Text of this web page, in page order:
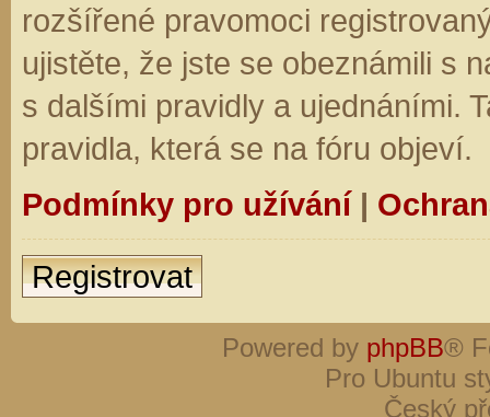
rozšířené pravomoci
ujistěte, že jste se obeznámili s
s dalšími pravidly a ujednáními.
pravidla, která se na fóru objeví.
Podmínky pro užívání|
Registrovat
Powered by phpBB®
Pro Ubuntu
Český